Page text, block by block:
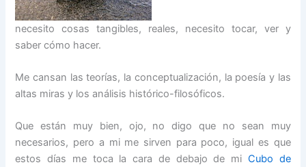
necesito cosas tangibles, reales, necesito tocar, ver y
saber cómo hacer.
Me cansan las teorías, la conceptualización, la poesía y las
altas miras y los análisis histórico-filosóficos.
Que están muy bien, ojo, no digo que no sean muy
necesarios, pero a mi me sirven para poco, igual es que
estos días me toca la cara de debajo de mi Cubo de